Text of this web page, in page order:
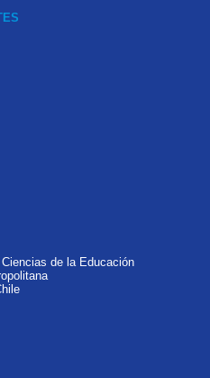
de la Educación